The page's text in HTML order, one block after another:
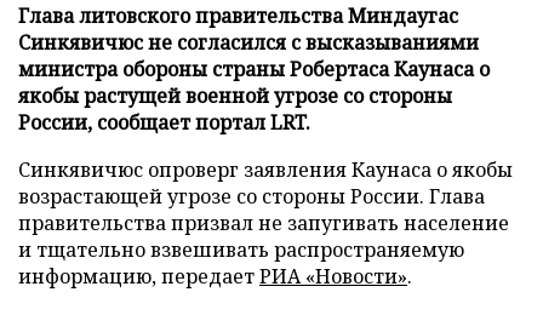
Глава литовского правительства Миндаугас
Синкявичюс не согласился с высказываниями
министра обороны страны Робертаса Каунаса о
якобы растущей военной угрозе со стороны
России, сообщает портал LRT.
Синкявичюс опроверг заявления Каунаса о якобы
возрастающей угрозе со стороны России. Глава
правительства призвал не запугивать население
и тщательно взвешивать распространяемую
информацию, передаетРИА «Новости».